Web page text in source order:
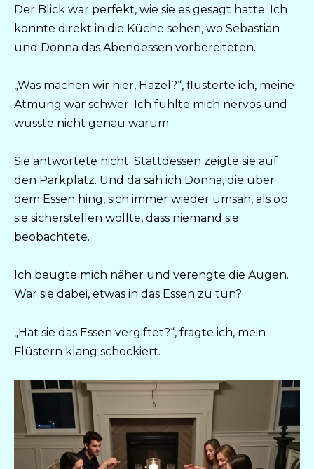
Der Blick war perfekt, wie sie es gesagt hatte. Ich
konnte direkt in die Küche sehen, wo Sebastian
und Donna das Abendessen vorbereiteten.
„Was machen wir hier, Hazel?“, flüsterte ich, meine
Atmung war schwer. Ich fühlte mich nervös und
wusste nicht genau warum.
Sie antwortete nicht. Stattdessen zeigte sie auf
den Parkplatz. Und da sah ich Donna, die über
dem Essen hing, sich immer wieder umsah, als ob
sie sicherstellen wollte, dass niemand sie
beobachtete.
Ich beugte mich näher und verengte die Augen.
War sie dabei, etwas in das Essen zu tun?
„Hat sie das Essen vergiftet?“, fragte ich, mein
Flüstern klang schockiert.